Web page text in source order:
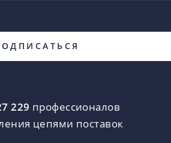
229 профессионалов
цепями поставок